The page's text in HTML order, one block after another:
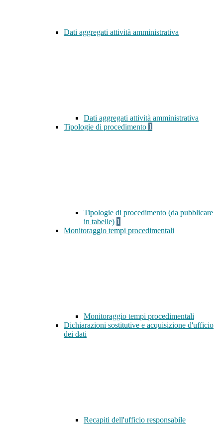
Dati aggregati attività amministrativa
Dati aggregati attività amministrativa
Tipologie di procedimento 1
Tipologie di procedimento (da pubblicare
in tabelle) 1
Monitoraggio tempi procedimentali
Monitoraggio tempi procedimentali
Dichiarazioni sostitutive e acquisizione d'ufficio
dei dati
Recapiti dell'ufficio responsabile